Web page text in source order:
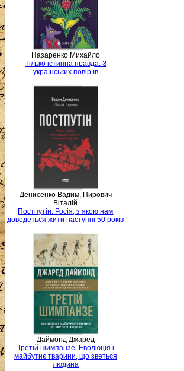
Назаренко Михайло
Тілько істинна правда. З
українських повір’їв
Денисенко Вадим, Пирович
Віталій
Постпутін. Росія, з якою нам
доведеться жити наступні 50 років
Даймонд Джаред
Третій шимпанзе. Еволюція і
майбутнє тварини, що зветься
людина